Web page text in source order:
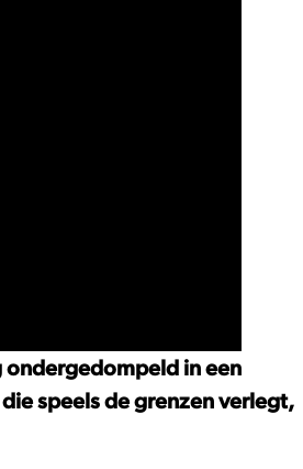
in een
speels de grenzen verlegt,